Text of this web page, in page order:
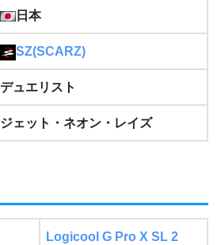
日本
SZ(SCARZ)
デュエリスト
ジェット・ネオン・レイズ
Logicool G Pro X SL 2